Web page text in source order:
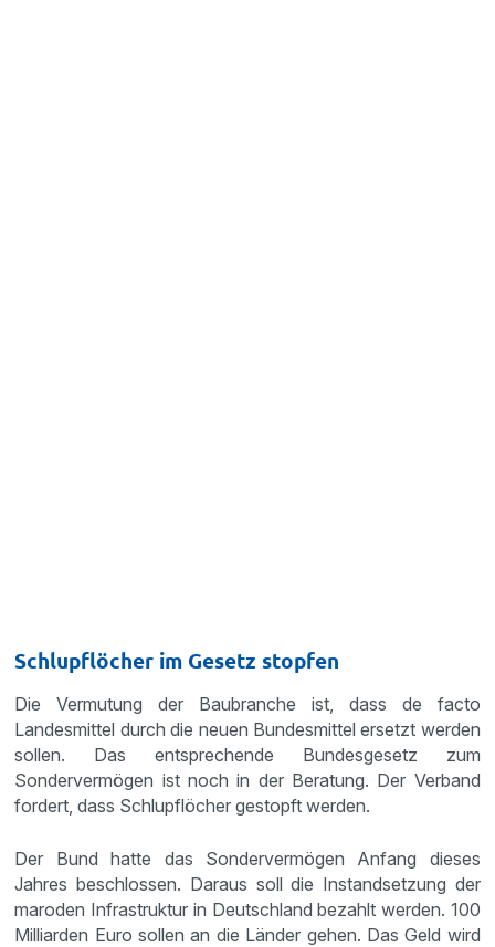
Schlupflöcher im Gesetz stopfen
Die Vermutung der Baubranche ist, dass de facto
Landesmittel durch die neuen Bundesmittel ersetzt werden
sollen. Das entsprechende Bundesgesetz zum
Sondervermögen ist noch in der Beratung. Der Verband
fordert, dass Schlupflöcher gestopft werden.
Der Bund hatte das Sondervermögen Anfang dieses
Jahres beschlossen. Daraus soll die Instandsetzung der
maroden Infrastruktur in Deutschland bezahlt werden. 100
Milliarden Euro sollen an die Länder gehen. Das Geld wird